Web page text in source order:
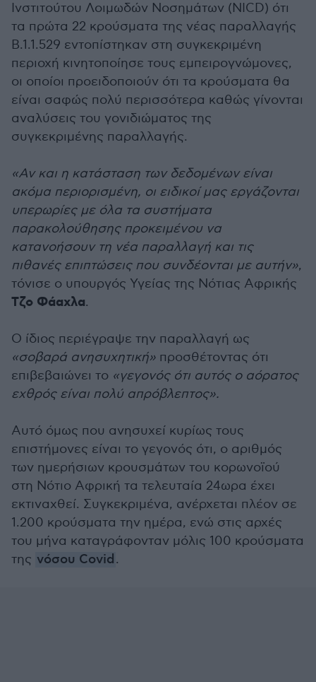
Ινστιτούτου Λοιμωδών Νοσημάτων (NICD) ότι
τα πρώτα 22 κρούσματα της νέας παραλλαγής
B.1.1.529 εντοπίστηκαν στη συγκεκριμένη
περιοχή κινητοποίησε τους εμπειρογνώμονες,
οι οποίοι προειδοποιούν ότι τα κρούσματα θα
είναι σαφώς πολύ περισσότερα καθώς γίνονται
αναλύσεις του γονιδιώματος της
συγκεκριμένης παραλλαγής.
«Αν και η κατάσταση των δεδομένων είναι
ακόμα περιορισμένη, οι ειδικοί μας εργάζονται
υπερωρίες με όλα τα συστήματα
παρακολούθησης προκειμένου να
κατανοήσουν τη νέα παραλλαγή και τις
πιθανές επιπτώσεις που συνδέονται με αυτήν»,
τόνισε ο υπουργός Υγείας της Νότιας Αφρικής
Τζο Φάαχλα.
Ο ίδιος περιέγραψε την παραλλαγή ως
«σοβαρά ανησυχητική» προσθέτοντας ότι
επιβεβαιώνει το «γεγονός ότι αυτός ο αόρατος
εχθρός είναι πολύ απρόβλεπτος».
Αυτό όμως που ανησυχεί κυρίως τους
επιστήμονες είναι το γεγονός ότι, ο αριθμός
των ημερήσιων κρουσμάτων του κορωνοϊού
στη Νότιο Αφρική τα τελευταία 24ωρα έχει
εκτιναχθεί. Συγκεκριμένα, ανέρχεται πλέον σε
1.200 κρούσματα την ημέρα, ενώ στις αρχές
του μήνα καταγράφονταν μόλις 100 κρούσματα
της νόσου Covid.